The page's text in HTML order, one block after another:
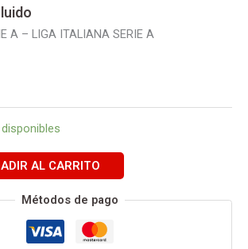
A – LIGA ITALIANA SERIE A
disponibles
AL CARRITO
Métodos de pago